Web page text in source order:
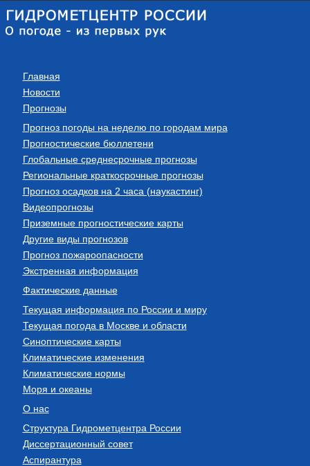
Главная
Новости
Прогнозы
Прогноз погоды на неделю по городам мира
Прогностические бюллетени
Глобальные среднесрочные прогнозы
Региональные краткосрочные прогнозы
Прогноз осадков на 2 часа (наукастинг)
Видеопрогнозы
Приземные прогностические карты
Другие виды прогнозов
Прогноз пожароопасности
Экстренная информация
Фактические данные
Текущая информация по России и миру
Текущая погода в Москве и области
Синоптические карты
Климатические изменения
Климатические нормы
Моря и океаны
О нас
Структура Гидрометцентра России
Диссертационный совет
Аспирантура